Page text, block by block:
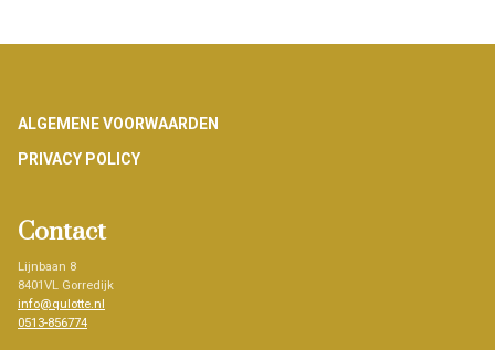
Footer
ALGEMENE VOORWAARDEN
PRIVACY POLICY
Contact
Lijnbaan 8
8401VL Gorredijk
info@qulotte.nl
0513-856774